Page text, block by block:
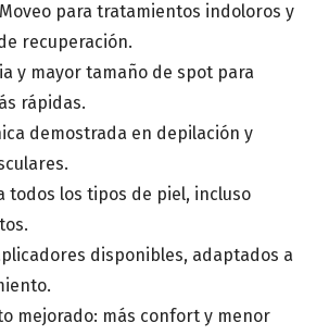
para tratamientos indoloros y
recuperación.
y mayor tamaño de spot para
rápidas.
demostrada en depilación y
todos los tipos de piel, incluso
disponibles, adaptados a
mejorado: más confort y menor